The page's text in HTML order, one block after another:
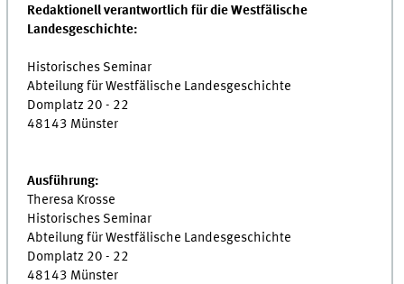
Redaktionell verantwortlich für die Westfälische
Landesgeschichte:
Historisches Seminar
Abteilung für Westfälische Landesgeschichte
Domplatz 20 - 22
48143 Münster
Ausführung:
Theresa Krosse
Historisches Seminar
Abteilung für Westfälische Landesgeschichte
Domplatz 20 - 22
48143 Münster